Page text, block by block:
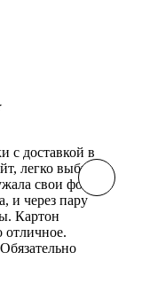
с доставкой в
легко выбрать
свои фото,
и через пару
Картон
отличное.